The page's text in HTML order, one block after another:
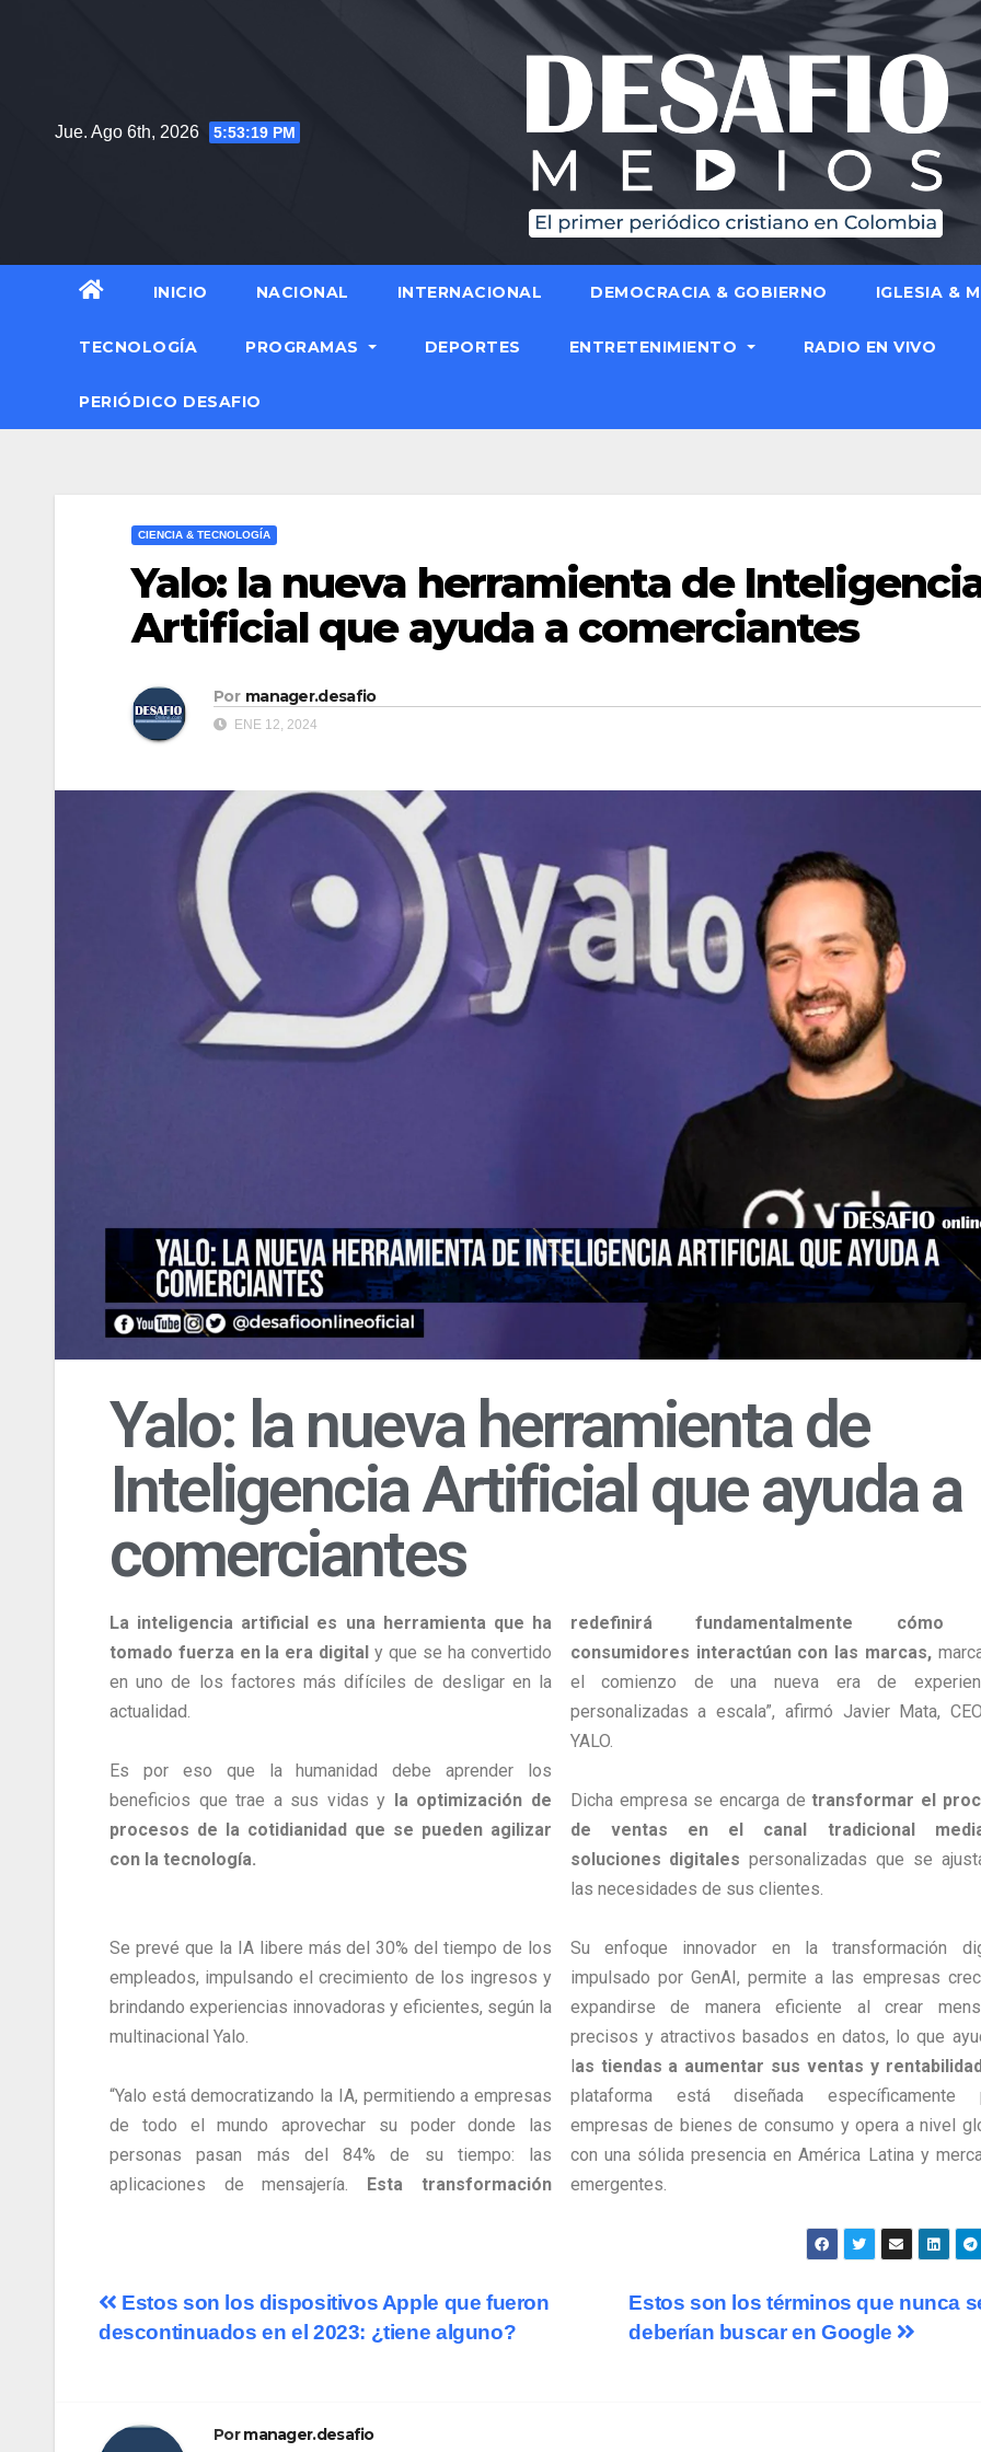
Jue. Ago 6th, 2026 5:53:20 PM
INICIO NACIONAL INTERNACIONAL DEMOCRACIA & GOBIERNO IGLESIA &
TECNOLOGÍA PROGRAMAS DEPORTES ENTRETENIMIENTO RADIO EN VIVO
PERIÓDICO DESAFIO
CIENCIA & TECNOLOGÍA
Yalo: la nueva herramienta de
Artificial que ayuda a comerciantes
Por manager.desafio
ENE 12, 2024
Yalo: la nueva herramienta de
Inteligencia Artificial que ayuda a
comerciantes
La inteligencia artificial es una herramienta que ha
tomado fuerza en la era digital y que se ha convertido
en uno de los factores más difíciles de desligar en la
actualidad.
Es por eso que la humanidad debe aprender los
beneficios que trae a sus vidas y la optimización de
procesos de la cotidianidad que se pueden agilizar
con la tecnología.
Se prevé que la IA libere más del 30% del tiempo de los
empleados, impulsando el crecimiento de los ingresos y
brindando experiencias innovadoras y eficientes, según la
multinacional Yalo.
“Yalo está democratizando la IA, permitiendo a empresas
de todo el mundo aprovechar su poder donde las
personas pasan más del 84% de su tiempo: las
aplicaciones de mensajería.
Esta transformación
redefinirá fundamentalmente cómo
consumidores interactúan con las marcas,
el comienzo de una nueva era de
personalizadas a escala”, afirmó Javier Mata,
YALO.
Dicha empresa se encarga de transformar el
de ventas en el canal tradicional
soluciones digitales personalizadas que se
las necesidades de sus clientes.
Su enfoque innovador en la transformación
impulsado por GenAI, permite a las empresas
expandirse de manera eficiente al crear
precisos y atractivos basados en datos, lo que
as tiendas a aumentar sus ventas y
plataforma está diseñada específicamente
empresas de bienes de consumo y opera a nivel
con una sólida presencia en América Latina y
emergentes.
Estos son los términos que nunca
deberían buscar en Google
Estos son los dispositivos Apple que fueron
descontinuados en el 2023: ¿tiene alguno?
Pormanager.desafio